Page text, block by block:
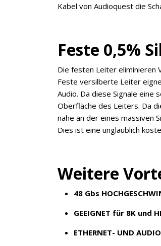
Kabel von Audioquest die
Feste 0,5%
Die festen Leiter eliminieren
Feste versilberte Leiter
Audio. Da diese Signale eine
Oberfläche des Leiters. Da
nahe an der eines massiven
Dies ist eine unglaublich
Weitere
48 Gbs
GEEIGNET für 8K und
ETHERNET- UND